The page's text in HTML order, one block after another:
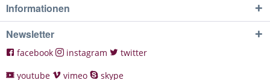
Informationen
Newsletter
facebook instagram
twitter
youtube
vimeo skype